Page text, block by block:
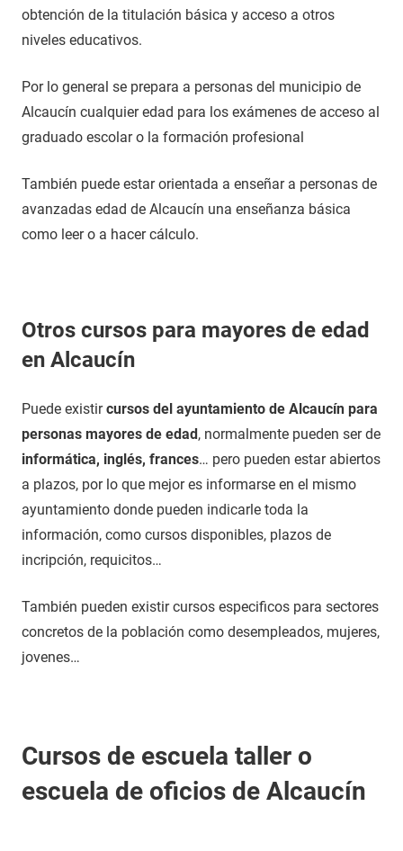
obtención de la titulación básica y acceso a otros
niveles educativos.
Por lo general se prepara a personas del municipio de
Alcaucín cualquier edad para los exámenes de acceso al
graduado escolar o la formación profesional
También puede estar orientada a enseñar a personas de
avanzadas edad de Alcaucín una enseñanza básica
como leer o a hacer cálculo.
Otros cursos para mayores de edad
en Alcaucín
Puede existircursos del ayuntamiento de Alcaucín para
personas mayores de edad, normalmente pueden ser de
informática, inglés, frances… pero pueden estar abiertos
a plazos, por lo que mejor es informarse en el mismo
ayuntamiento donde pueden indicarle toda la
información, como cursos disponibles, plazos de
incripción, requicitos…
También pueden existir cursos especificos para sectores
concretos de la población como desempleados, mujeres,
jovenes…
Cursos de escuela taller o
escuela de oficios de Alcaucín